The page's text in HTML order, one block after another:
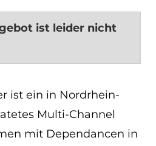
News
ist leider nicht
ist ein in Nordrhein-
Multi-Channel
mit Dependancen in